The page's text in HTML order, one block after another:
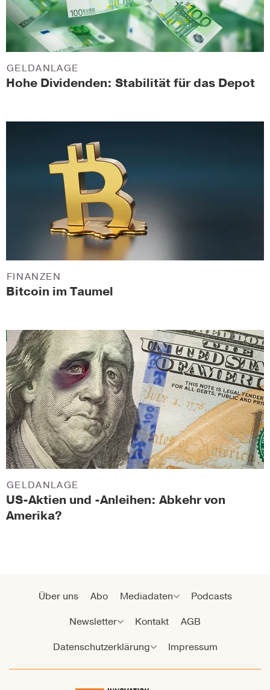
Hohe Dividenden: Stabilität für das Depot
GELDANLAGE
Bitcoin im Taumel
FINANZEN
US-Aktien und -Anleihen: Abkehr von
Amerika?
GELDANLAGE
Über uns Abo Mediadaten
Podcasts
Newsletter
Kontakt
AGB
Datenschutzerklärung
Impressum